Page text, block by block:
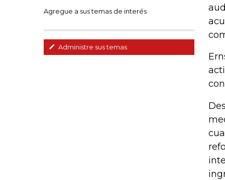
Agregue a sus temas de interés
Administre sus temas